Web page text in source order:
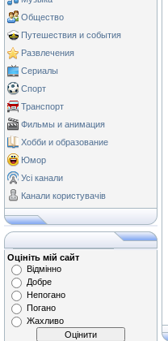
Общество
Путешествия и события
Развлечения
Сериалы
Спорт
Транспорт
Фильмы и анимация
Хобби и образование
Юмор
Усі канали
Канали користувачів
Оцініть мій сайт
Відмінно
Добре
Непогано
Погано
Жахливо